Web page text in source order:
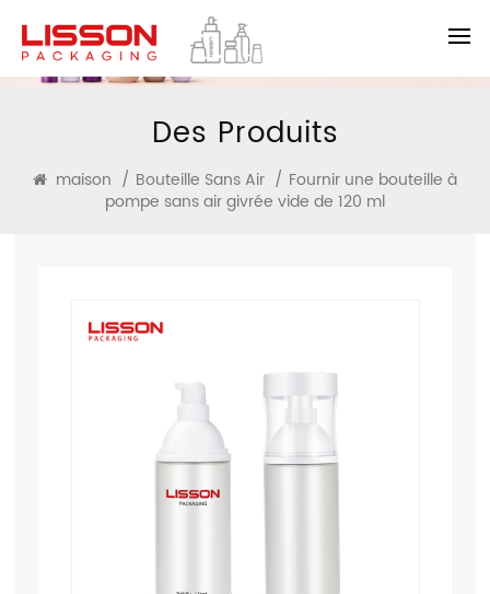
Des Produits
maison / Bouteille Sans Air / Fournir une bouteille à
pompe sans air givrée vide de 120 ml